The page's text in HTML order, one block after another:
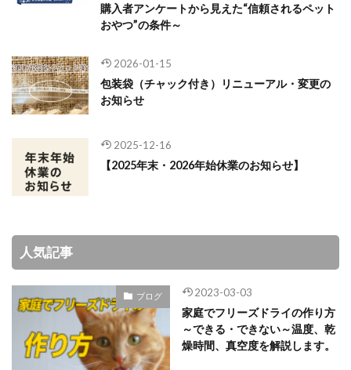
購入者アンケートから見えた“信頼されるペット
おやつ”の条件～
2026-01-15
包装袋（チャック付き）リニューアル・変更の
お知らせ
2025-12-16
【2025年末・2026年始休業のお知らせ】
人気記事
ブログ 2023-03-03
家庭でフリーズドライの作り方
～できる・できない～温度、乾
燥時間、真空度を解説します。